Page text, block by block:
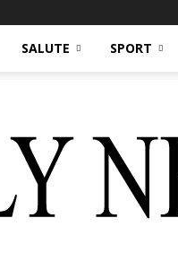
SALUTE SPORT